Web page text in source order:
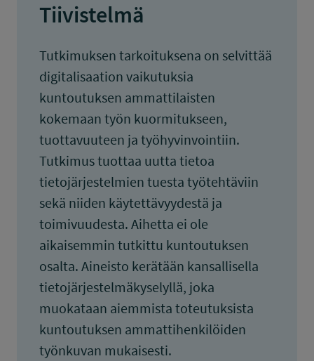
Tiivistelmä
Tutkimuksen tarkoituksena on selvittää
digitalisaation vaikutuksia
kuntoutuksen ammattilaisten
kokemaan työn kuormitukseen,
tuottavuuteen ja työhyvinvointiin.
Tutkimus tuottaa uutta tietoa
tietojärjestelmien tuesta työtehtäviin
sekä niiden käytettävyydestä ja
toimivuudesta. Aihetta ei ole
aikaisemmin tutkittu kuntoutuksen
osalta. Aineisto kerätään kansallisella
tietojärjestelmäkyselyllä, joka
muokataan aiemmista toteutuksista
kuntoutuksen ammattihenkilöiden
työnkuvan mukaisesti.